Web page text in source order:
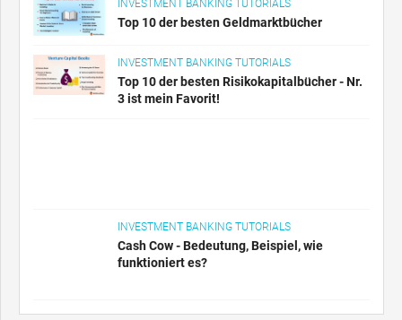
INVESTMENT BANKING TUTORIALS
Top 10 der besten Geldmarktbücher
INVESTMENT BANKING TUTORIALS
Top 10 der besten Risikokapitalbücher - Nr.
3 ist mein Favorit!
funktioniert es?